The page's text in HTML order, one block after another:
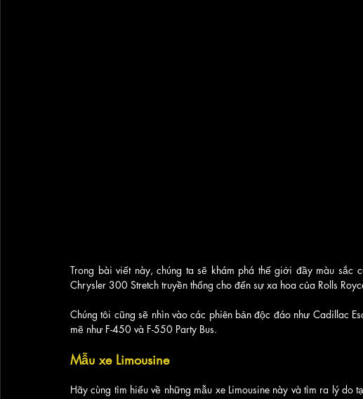
Trong bài viết này, chúng ta sẽ khám phá thế giới đầy màu sắc
Chrysler 300 Stretch truyền thống cho đến sự xa hoa của Rolls
Chúng tôi cũng sẽ nhìn vào các phiên bản độc đáo như Cadillac
mẽ như F-450 và F-550 Party Bus.
Mẫu xe Limousine
Hãy cùng tìm hiểu về những mẫu xe Limousine này và tìm ra lý do